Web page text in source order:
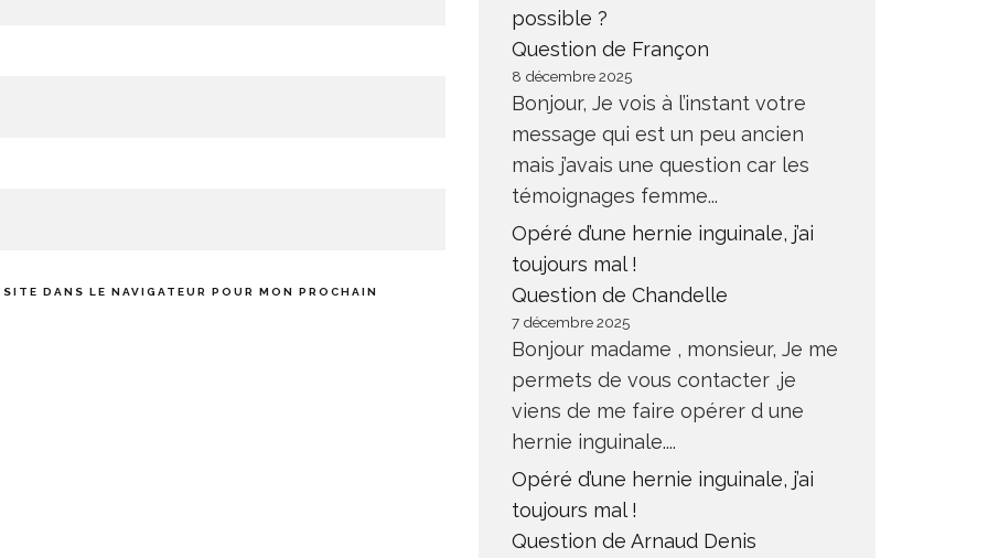
DANS LE NAVIGATEUR POUR MON PROCHAIN
possible ?
Question de Françon
8 décembre 2025
Bonjour, Je vois à l’instant votre
message qui est un peu ancien
mais j’avais une question car les
témoignages femme...
Opéré d’une hernie inguinale, j’ai
toujours mal !
Question de Chandelle
7 décembre 2025
Bonjour madame , monsieur, Je me
permets de vous contacter ,je
viens de me faire opérer d une
hernie inguinale....
Opéré d’une hernie inguinale, j’ai
toujours mal !
Question de Arnaud Denis